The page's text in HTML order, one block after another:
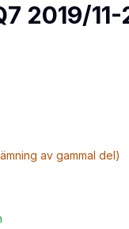
2019/
av gammal del)